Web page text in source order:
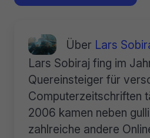
Über Lars
Lars Sobiraj fing im
Quereinsteiger für
Computerzeitschriften
2006 kamen neben
zahlreiche andere